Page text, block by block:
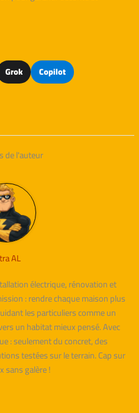
Grok Copilot
de l'auteur
AL
électrique, rénovation et
: rendre chaque maison plus
les particuliers comme un
un habitat mieux pensé. Avec
: seulement du concret, des
testées sur le terrain. Cap sur
sans galère !